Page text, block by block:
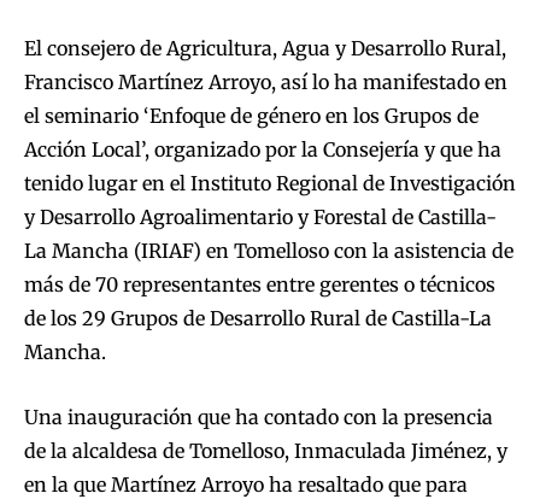
El consejero de Agricultura, Agua y Desarrollo Rural,
Francisco Martínez Arroyo, así lo ha manifestado en
el seminario ‘Enfoque de género en los Grupos de
Acción Local’, organizado por la Consejería y que ha
tenido lugar en el Instituto Regional de Investigación
y Desarrollo Agroalimentario y Forestal de Castilla-
La Mancha (IRIAF) en Tomelloso con la asistencia de
más de 70 representantes entre gerentes o técnicos
de los 29 Grupos de Desarrollo Rural de Castilla-La
Mancha.
Una inauguración que ha contado con la presencia
de la alcaldesa de Tomelloso, Inmaculada Jiménez, y
en la que Martínez Arroyo ha resaltado que para